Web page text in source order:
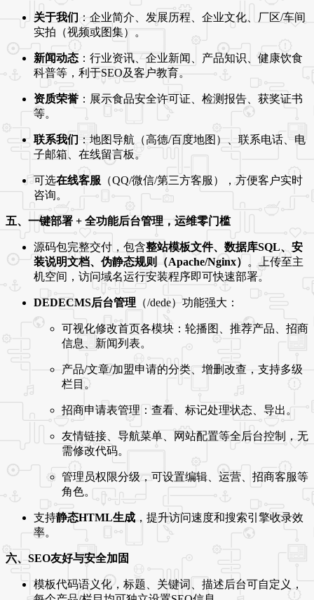
关于我们：企业简介、发展历程、企业文化、厂区/车间
实拍（视频或图集）。
新闻动态 ：行业资讯、企业新闻、产品知识、健康饮食
科普等，利于SEO及客户教育。
资质荣誉 ：展示食品安全许可证、检测报告、获奖证书
等。
联系我们：地图导航（高德/百度地图）、联系电话、电
子邮箱、在线留言板。
可选在线客服 （QQ/微信/第三方客服），方便客户实时
咨询。
五、一键部署 + 全功能后台管理，运维零门槛
源码包完整交付，包含整站模板文件、数据库SQL、安
装说明文档、伪静态规则（Apache/Nginx） 。上传至主
机空间，访问域名运行安装程序即可快速部署。
DEDECMS后台管理 （/dede）功能强大：
可视化修改首页各模块：轮播图、推荐产品、招商
信息、新闻列表。
产品/文章/加盟申请的分类、增删改查，支持多级
栏目。
招商申请表管理：查看、标记处理状态、导出。
友情链接、导航菜单、网站配置等全后台控制，无
需修改代码。
管理员权限分级，可设置编辑、运营、招商客服等
角色。
支持静态HTML生成，提升访问速度和搜索引擎收录效
率。
六、SEO友好与安全加固
模板代码语义化，标题、关键词、描述后台可自定义，